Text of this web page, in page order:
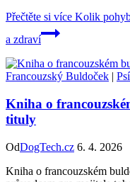
Přečtěte si více Kolik
a zdraví
Francouzský Buldoček |
Kniha o
tituly
OdDogTech.cz 6. 4. 2026
Kniha o francouzském